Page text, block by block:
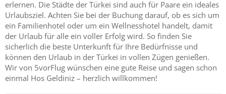
erlernen. Die Städte der Türkei sind auch für Paare ein ideales
Urlaubsziel. Achten Sie bei der Buchung darauf, ob es sich um
ein Familienhotel oder um ein Wellnesshotel handelt, damit
der Urlaub für alle ein voller Erfolg wird. So finden Sie
sicherlich die beste Unterkunft für Ihre Bedürfnisse und
können den Urlaub in der Türkei in vollen Zügen genießen.
Wir von 5vorFlug wünschen eine gute Reise und sagen schon
einmal Hos Geldiniz – herzlich willkommen!